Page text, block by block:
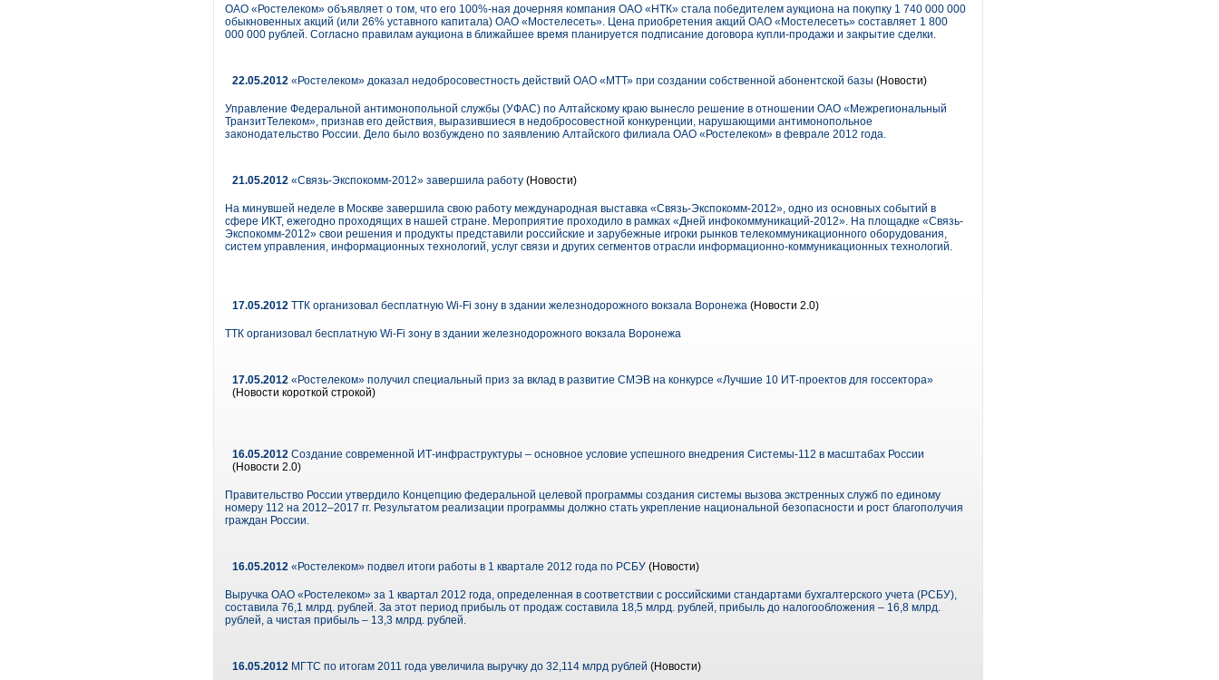
ОАО «Ростелеком» объявляет о том, что его 100%-ная дочерняя компания ОАО «НТК» стала победителем аукциона на покупку 1 740 000 000
обыкновенных акций (или 26% уставного капитала) ОАО «Мостелесеть». Цена приобретения акций ОАО «Мостелесеть» составляет 1 800
000 000 рублей. Согласно правилам аукциона в ближайшее время планируется подписание договора купли-продажи и закрытие сделки.
22.05.2012 «Ростелеком» доказал недобросовестность действий ОАО «МТТ» при создании собственной абонентской базы (Новости)
Управление Федеральной антимонопольной службы (УФАС) по Алтайскому краю вынесло решение в отношении ОАО «Межрегиональный
ТранзитТелеком», признав его действия, выразившиеся в недобросовестной конкуренции, нарушающими антимонопольное
законодательство России. Дело было возбуждено по заявлению Алтайского филиала ОАО «Ростелеком» в феврале 2012 года.
21.05.2012 «Связь-Экспокомм-2012» завершила работу (Новости)
На минувшей неделе в Москве завершила свою работу международная выставка «Связь-Экспокомм-2012», одно из основных событий в
сфере ИКТ, ежегодно проходящих в нашей стране. Мероприятие проходило в рамках «Дней инфокоммуникаций-2012». На площадке «Связь-
Экспокомм-2012» свои решения и продукты представили российские и зарубежные игроки рынков телекоммуникационного оборудования,
систем управления, информационных технологий, услуг связи и других сегментов отрасли информационно-коммуникационных технологий.
17.05.2012 ТТК организовал бесплатную Wi-Fi зону в здании железнодорожного вокзала Воронежа (Новости 2.0)
ТТК организовал бесплатную Wi-Fi зону в здании железнодорожного вокзала Воронежа
17.05.2012 «Ростелеком» получил специальный приз за вклад в развитие СМЭВ на конкурсе «Лучшие 10 ИТ-проектов для госсектора»
(Новости короткой строкой)
16.05.2012 Создание современной ИТ-инфраструктуры – основное условие успешного внедрения Системы-112 в масштабах России
(Новости 2.0)
Правительство России утвердило Концепцию федеральной целевой программы создания системы вызова экстренных служб по единому
номеру 112 на 2012–2017 гг. Результатом реализации программы должно стать укрепление национальной безопасности и рост благополучия
граждан России.
16.05.2012 «Ростелеком» подвел итоги работы в 1 квартале 2012 года по РСБУ (Новости)
Выручка ОАО «Ростелеком» за 1 квартал 2012 года, определенная в соответствии с российскими стандартами бухгалтерского учета (РСБУ),
составила 76,1 млрд. рублей. За этот период прибыль от продаж составила 18,5 млрд. рублей, прибыль до налогообложения – 16,8 млрд.
рублей, а чистая прибыль – 13,3 млрд. рублей.
16.05.2012 МГТС по итогам 2011 года увеличила выручку до 32,114 млрд рублей (Новости)